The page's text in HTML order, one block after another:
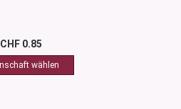
CHF 0.85